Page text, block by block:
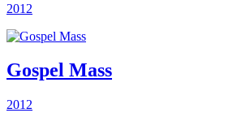
2012
Gospel Mass
2012